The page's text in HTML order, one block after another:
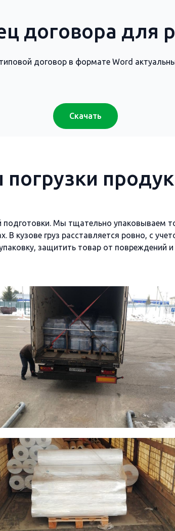
договора для
договор в формате Word
Скачать
подготовки. Мы тщательно упаковываем
кузове груз расставляется ровно, с
защитить товар от повреждений